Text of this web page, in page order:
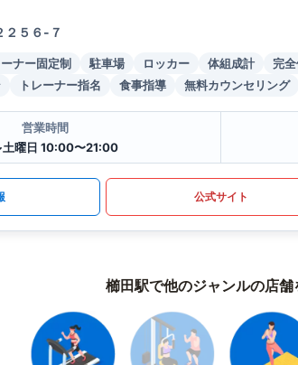
２５６-７
ーナー固定制 駐車場 ロッカー 体組成計
完
トレーナー指名 食事指導 無料カウンセリング
営業時間
土曜日 10:00〜21:00
公式サイト
櫛田駅で他のジャンルの店舗